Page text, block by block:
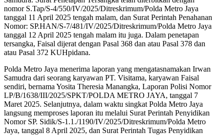
nomor S.Tap/S-4/550/IV/2025/Ditreskrimum/Polda Metro Jaya
tanggal 11 April 2025 tengah malam, dan Surat Perintah Penahanan
Nomor: SP.HAN/S-7/481/IV/2025/Ditreskrimum/Polda Metro Jaya
tanggal 12 April 2025 tengah malam itu juga. Dalam penetapan
tersangka, Faisal dijerat dengan Pasal 368 dan atau Pasal 378 dan
atau Pasal 372 KUHpidana.
Polda Metro Jaya menerima laporan yang mengatasnamakan Irwan
Samudra dari seorang karyawan PT. Visitama, karyawan Faisal
sendiri, bernama Yosita Theresia Manangka, Laporan Polisi Nomor
LP/B/1638/III/2025/SPKT/POLDA METRO JAYA, tanggal 7
Maret 2025. Selanjutnya, dalam waktu singkat Polda Metro Jaya
langsung memproses laporan itu melalui Surat Perintah Penyidikan
Nomor SP. Sidik/S-1.1./1190/IV/2025/Ditreskrimum/Polda Metro
Jaya, tanggal 8 April 2025, dan Surat Perintah Tugas Penyidikan